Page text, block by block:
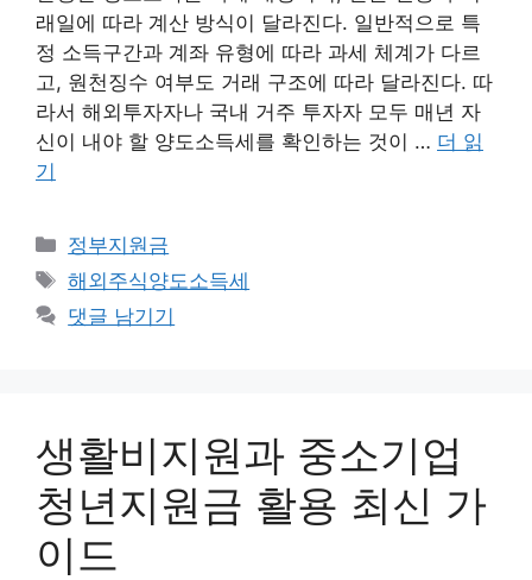
래일에 따라 계산 방식이 달라진다. 일반적으로 특
정 소득구간과 계좌 유형에 따라 과세 체계가 다르
고, 원천징수 여부도 거래 구조에 따라 달라진다. 따
라서 해외투자자나 국내 거주 투자자 모두 매년 자
신이 내야 할 양도소득세를 확인하는 것이 … 더 읽
기
카
테
고
리
정부지원금
태
그
해외주식양도소득세
댓글 남기기
생활비지원과 중소기업
청년지원금 활용 최신 가
이드